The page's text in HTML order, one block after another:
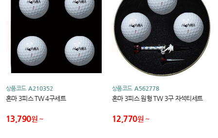
상품코드 A210352
혼마 3피스 TW 4구세트
13,790원
상품코드 A562778
혼마 3피스 원형 TW 3구 자석티세트
12,770원